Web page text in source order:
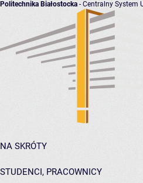
Politechnika Białostocka - Centralny System
NA SKRÓTY
STUDENCI, PRACOWNICY